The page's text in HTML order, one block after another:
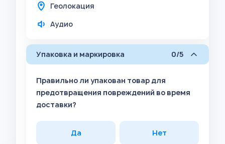
Геолокация
Аудио
Упаковка и маркировка 0/5
Правильно ли упакован товар для
предотвращения повреждений во время
доставки?
Да Нет